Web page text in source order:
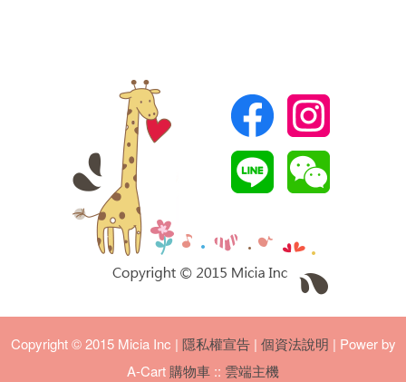
Copyright © 2015 Micia Inc | 隱私權宣告| 個資法說明 | Power by
A-Cart購物車 :: 雲端主機